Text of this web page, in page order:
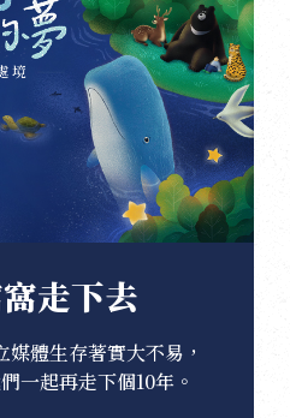
走下去
體生存著實大不易，
一起再走下個10年。